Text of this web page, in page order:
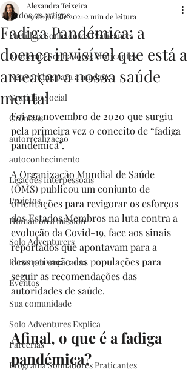
Todos os artigos
Partilhas Sonhadores Praticantes
Academia Sonhadores Praticantes
Networking para a mudança
Gratidão Social
Crónicas
autorrealização
autoconhecimento
Ligações Interpessoais
Projetos
Human on a mission
Solo Adventurers
livros por uma causa
Eventos
Sua comunidade
Solo Adventures Explica
Parcerias
Programa Sonhadores Praticantes
Fadiga Pandémica: a
doença invisível que está a
ameaçar a nossa saúde
mental
Alexandra Teixeira
29 de jun. de 20212 min de leitura
Foi em novembro de 2020 que surgiu
pela primeira vez o conceito de “fadiga
pandémica”.
A Organização Mundial de Saúde
(OMS) publicou um conjunto de
orientações para revigorar os esforços
dos Estados Membros na luta contra a
evolução da Covid-19, face aos sinais
reportados que apontavam para a
desmotivação das populações para
seguir as recomendações das
autoridades de saúde.
Afinal, o que é a fadiga
pandémica?